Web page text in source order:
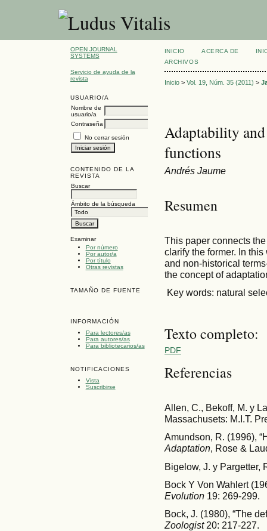
OPEN JOURNAL
SYSTEMS
Servicio de ayuda de la
revista
USUARIO/A
Nombre de
usuario/a
Contraseña
No cerrar sesión
CONTENIDO DE LA
REVISTA
Buscar
Ámbito de la búsqueda
Examinar
Por número
Por autor/a
Por título
Otras revistas
TAMAÑO DE FUENTE
INFORMACIÓN
Para lectores/as
Para autores/as
Para bibliotecarios/as
NOTIFICACIONES
Vista
Suscribirse
INICIO ACERCA DE
ARCHIVOS
Inicio> Vol. 19, Núm. 35 (2011) >
Adaptability
functions
Andrés Jaume
Resumen
This paper connects
clarify the former. In
and non-historical
the concept of
Key words: natural
Texto completo:
PDF
Referencias
Allen, C., Bekoff, M. y
Massachusets: M.I.T.
Amundson, R. (1996),
Adaptation, Rose &
Bigelow, J. y Pargetter,
Bock Y Von Wahlert
Evolution19: 269-299.
Bock, J. (1980), “The
Zoologist20: 217-227.